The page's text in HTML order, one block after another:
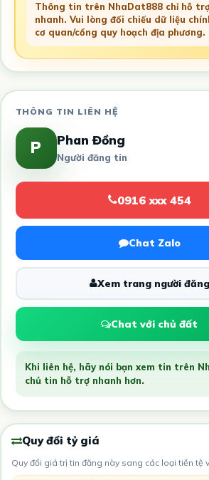
Thông tin trên NhaDat888 chỉ hỗ
nhanh. Vui lòng đối chiếu dữ liệu
cơ quan/cổng quy hoạch địa phương.
THÔNG TIN LIÊN HỆ
P Phan Đồng
Người đăng tin
0916 xxx 454
Chat Zalo
Xem trang người đăng
Chat với chủ đất
Khi liên hệ, hãy nói bạn xem tin trên
chủ tin hỗ trợ nhanh hơn.
Quy đổi tỷ giá
Quy đổi giá trị tin đăng này sang các loại tiền tệ